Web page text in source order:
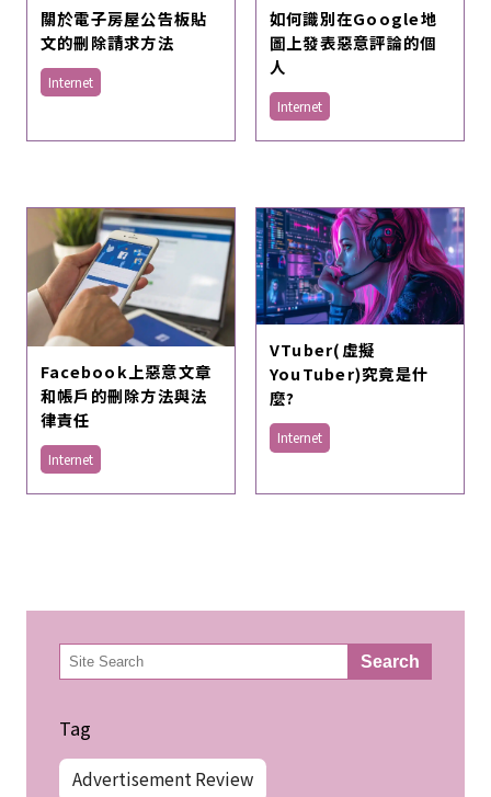
關於電子房屋公告板貼
文的刪除請求方法
Internet
如何識別在Google地
圖上發表惡意評論的個
人
Internet
Facebook上惡意文章
和帳戶的刪除方法與法
律責任
Internet
VTuber(虛擬
YouTuber)究竟是什
麼?
Internet
検
索 Search
Tag
Advertisement Review